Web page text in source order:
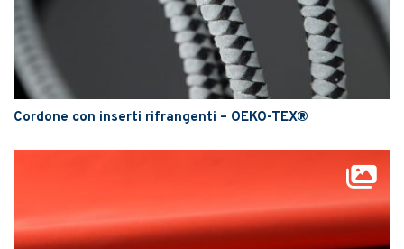
Cordone con inserti rifrangenti – OEKO-TEX®